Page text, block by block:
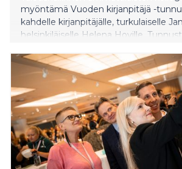
myöntämä Vuoden kirjanpitäjä -
kahdelle kirjanpitäjälle, turkulaiselle
helsinkiläiselle Helena Hoville.
Finagon Tilitoimistopäivässä.